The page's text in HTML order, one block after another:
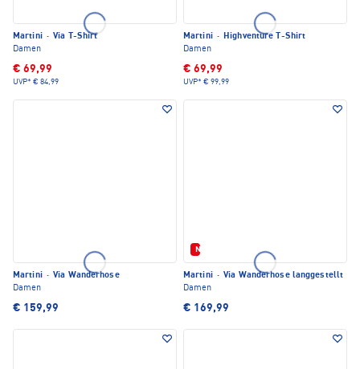
Martini · Via T-Shirt
Damen
€ 69,99
UVP* € 84,99
Martini · Highventure T-Shirt
Damen
€ 69,99
UVP* € 99,99
Martini · Via Wanderhose
Damen
€ 159,99
Neu
Martini · Via Wanderhose langgestellt
Damen
€ 169,99